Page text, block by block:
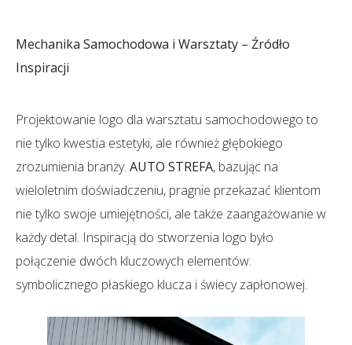
Mechanika Samochodowa i Warsztaty – Źródło
Inspiracji
Projektowanie logo dla warsztatu samochodowego to
nie tylko kwestia estetyki, ale również głębokiego
zrozumienia branży. AUTO STREFA, bazując na
wieloletnim doświadczeniu, pragnie przekazać klientom
nie tylko swoje umiejętności, ale także zaangażowanie w
każdy detal. Inspiracją do stworzenia logo było
połączenie dwóch kluczowych elementów:
symbolicznego płaskiego klucza i świecy zapłonowej.